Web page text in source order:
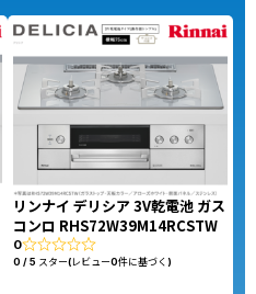
リンナイ デリシア 3V乾電池 ガス
コンロ RHS72W39M14RCSTW
0
0 / 5 スター(レビュー0件に基づく)